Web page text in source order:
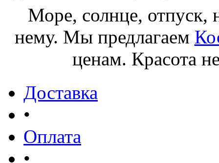
Море, солнце, отпуск,
нему. Мы предлагаем
ценам. Красота
Доставка
•
Оплата
•